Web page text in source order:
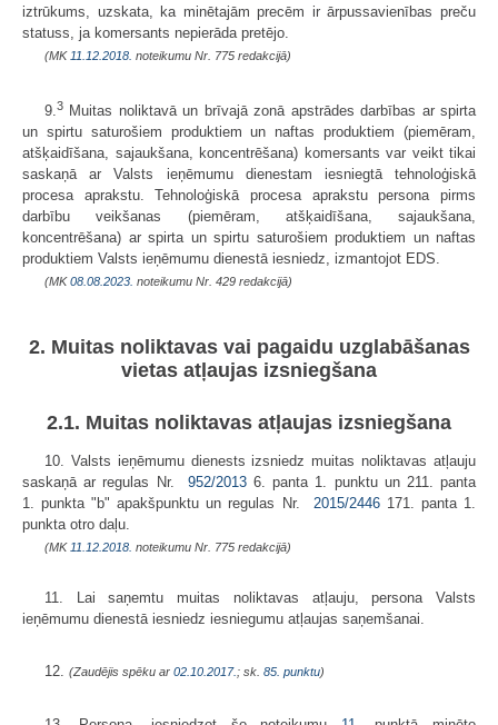
iztrūkums, uzskata, ka minētajām precēm ir ārpussavienības preču
statuss, ja komersants nepierāda pretējo.
(MK 11.12.2018. noteikumu Nr. 775 redakcijā)
9. 3 Muitas noliktavā un brīvajā zonā apstrādes darbības ar spirta
un spirtu saturošiem produktiem un naftas produktiem (piemēram,
atšķaidīšana, sajaukšana, koncentrēšana) komersants var veikt tikai
saskaņā ar Valsts ieņēmumu dienestam iesniegtā tehnoloģiskā
procesa aprakstu. Tehnoloģiskā procesa aprakstu persona pirms
darbību veikšanas (piemēram, atšķaidīšana, sajaukšana,
koncentrēšana) ar spirta un spirtu saturošiem produktiem un naftas
produktiem Valsts ieņēmumu dienestā iesniedz, izmantojot EDS.
(MK08.08.2023. noteikumu Nr. 429 redakcijā)
2. Muitas noliktavas vai pagaidu uzglabāšanas
vietas atļaujas izsniegšana
2.1. Muitas noliktavas atļaujas izsniegšana
10. Valsts ieņēmumu dienests izsniedz muitas noliktavas atļauju
saskaņā ar regulas Nr. 952/20136. panta 1. punktu un 211. panta
1. punkta "b" apakšpunktu un regulas Nr. 2015/2446171. panta 1.
punkta otro daļu.
(MK 11.12.2018. noteikumu Nr. 775 redakcijā)
11. Lai saņemtu muitas noliktavas atļauju, persona Valsts
ieņēmumu dienestā iesniedz iesniegumu atļaujas saņemšanai.
12. (Zaudējis spēku ar 02.10.2017. ; sk. 85. punktu)